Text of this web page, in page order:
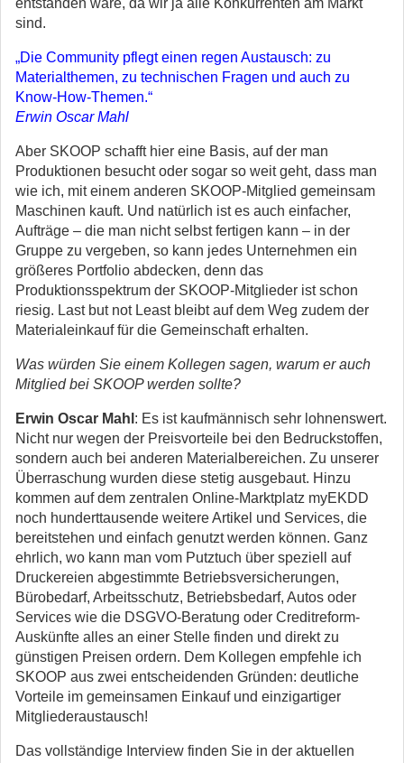
entstanden wäre, da wir ja alle Konkurrenten am Markt
sind.
„Die Community pflegt einen regen Austausch: zu
Materialthemen, zu technischen Fragen und auch zu
Know-How-Themen.“
Erwin Oscar Mahl
Aber SKOOP schafft hier eine Basis, auf der man
Produktionen besucht oder sogar so weit geht, dass man
wie ich, mit einem anderen SKOOP-Mitglied gemeinsam
Maschinen kauft. Und natürlich ist es auch einfacher,
Aufträge – die man nicht selbst fertigen kann – in der
Gruppe zu vergeben, so kann jedes Unternehmen ein
größeres Portfolio abdecken, denn das
Produktionsspektrum der SKOOP-Mitglieder ist schon
riesig. Last but not Least bleibt auf dem Weg zudem der
Materialeinkauf für die Gemeinschaft erhalten.
Was würden Sie einem Kollegen sagen, warum er auch
Mitglied bei SKOOP werden sollte?
Erwin Oscar Mahl : Es ist kaufmännisch sehr lohnenswert.
Nicht nur wegen der Preisvorteile bei den Bedruckstoffen,
sondern auch bei anderen Materialbereichen. Zu unserer
Überraschung wurden diese stetig ausgebaut. Hinzu
kommen auf dem zentralen Online-Marktplatz myEKDD
noch hunderttausende weitere Artikel und Services, die
bereitstehen und einfach genutzt werden können. Ganz
ehrlich, wo kann man vom Putztuch über speziell auf
Druckereien abgestimmte Betriebsversicherungen,
Bürobedarf, Arbeitsschutz, Betriebsbedarf, Autos oder
Services wie die DSGVO-Beratung oder Creditreform-
Auskünfte alles an einer Stelle finden und direkt zu
günstigen Preisen ordern. Dem Kollegen empfehle ich
SKOOP aus zwei entscheidenden Gründen: deutliche
Vorteile im gemeinsamen Einkauf und einzigartiger
Mitgliederaustausch!
Das vollständige Interview finden Sie in der aktuellen